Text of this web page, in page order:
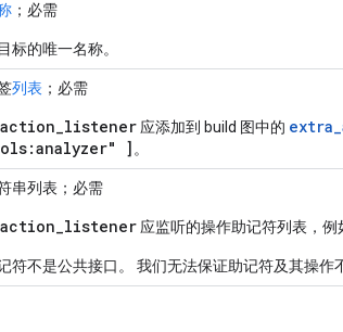
；必需
标的唯一名称。
列表 ；必需
action_listener 应添加到 build 图中的 extra_
] 。
串列表；必需
action_listener 应监听的操作助记符列表，例
符不是公共接口。 我们无法保证助记符及其操作